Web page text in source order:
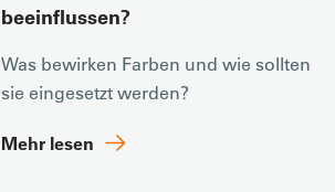
beeinflussen?
Was bewirken Farben und wie sollten
sie eingesetzt werden?
Mehr lesen